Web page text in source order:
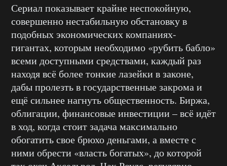
Сериал показывает крайне неспокойную,
совершенно нестабильную обстановку в
подобных экономических компаниях-
гигантах, которым необходимо «рубить бабло»
всеми доступными средствами, каждый раз
находя всё более тонкие лазейки в законе,
дабы пролезть в государственные закрома и
ещё сильнее нагнуть общественность. Биржа,
облигации, финансовые инвестиции – всё идёт
в ход, когда стоит задача максимально
обогатить свое брюхо деньгами, а вместе с
ними обрести «власть богатых», до которой